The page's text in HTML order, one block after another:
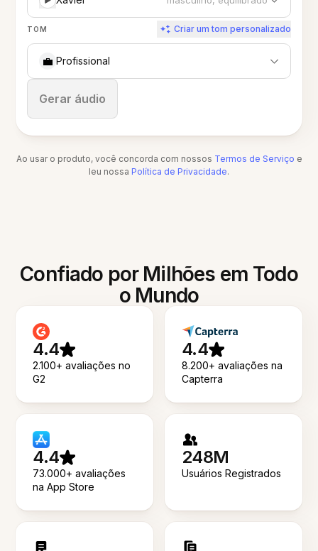
TOM Criar um tom personalizado
💼 Profissional
Gerar áudio
Parar
Ao usar o produto, você concorda com nossos Termos de Serviço e
leu nossa Política de Privacidade.
Confiado por Milhões em Todo
o Mundo
4.4
2.100+ avaliações no
G2
4.4
8.200+ avaliações na
Capterra
4.4
73.000+ avaliações
na App Store
248M
Usuários Registrados